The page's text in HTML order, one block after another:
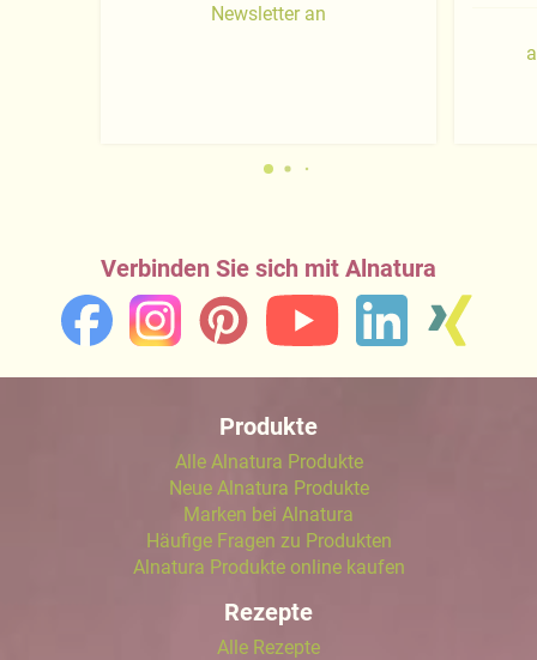
Newsletter an
Verbinden Sie sich mit Alnatura
Produkte
Alle Alnatura Produkte
Neue Alnatura Produkte
Marken bei Alnatura
Häufige Fragen zu Produkten
Alnatura Produkte online kaufen
Rezepte
Alle Rezepte